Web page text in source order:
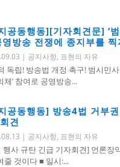
공동행동][기자회견문] ‘
영방송 전쟁에 종지부를 찍
| 공지사항, 표현의 자유
독립! 방송법 개정 촉구! 범시민
체’ 참여로 공영방송...
공동행동] 방송4법 거부
견
| 공지사항, 표현의 자유
행사 규탄 긴급 기자회견] 언론장
줄 것이다 ■ 일시:...